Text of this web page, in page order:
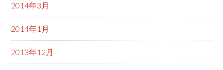
2014年3月
2014年1月
2013年12月